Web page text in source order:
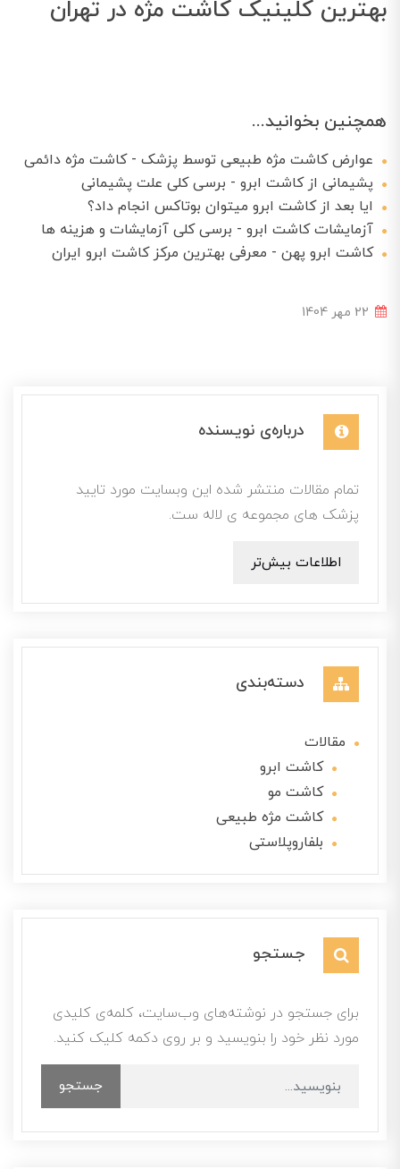
بهترین کلینیک کاشت مژه در تهران
همچنین بخوانید...
عوارض کاشت مژه طبیعی توسط پزشک - کاشت مژه دائمی
پشیمانی از کاشت ابرو - برسی کلی علت پشیمانی
ایا بعد از کاشت ابرو میتوان بوتاکس انجام داد؟
آزمایشات کاشت ابرو - برسی کلی آزمایشات و هزینه ها
کاشت ابرو پهن - معرفی بهترین مرکز کاشت ابرو ایران
درباره‌ی نویسنده
تمام مقالات منتشر شده این وبسایت مورد تایید
پزشک های مجموعه ی لاله ست.
اطلاعات بیش‌تر
دسته‌بندی
مقالات
کاشت ابرو
کاشت مو
کاشت مژه طبیعی
بلفاروپلاستی
جستجو
برای جستجو در نوشته‌های وب‌سایت، کلمه‌ی کلیدی
مورد نظر خود را بنویسید و بر روی دکمه کلیک کنید.
جستجو